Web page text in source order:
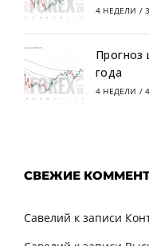
4 НЕДЕЛИ /
Прогноз
года
4 НЕДЕЛИ /
СВЕЖИЕ
Савелий к записи